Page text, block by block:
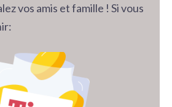
vos amis et famille ! Si vous